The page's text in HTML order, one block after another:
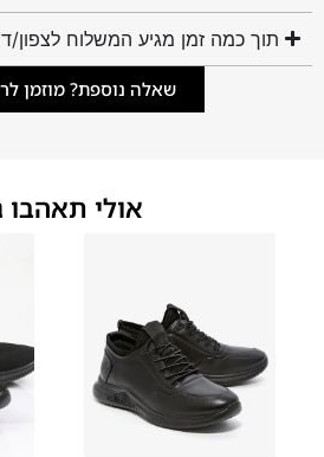
תוך כמה זמן מגיע המשלוח לצפון/
שאלה נוספת? מוזמן
אולי תאהבו
40
41
42
43